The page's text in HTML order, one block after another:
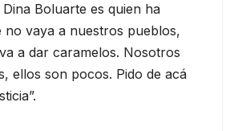
Boluarte es quien ha
no vaya a nuestros pueblos,
a dar caramelos. Nosotros
ellos son pocos. Pido de acá